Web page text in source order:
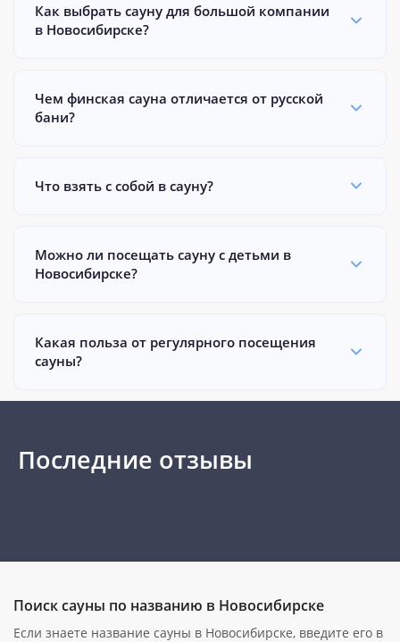
Как выбрать сауну для большой компании
в Новосибирске?
Чем финская сауна отличается от русской
бани?
Что взять с собой в сауну?
Можно ли посещать сауну с детьми в
Новосибирске?
Какая польза от регулярного посещения
сауны?
Последние отзывы
Поиск сауны по названию в Новосибирске
Если знаете название сауны в Новосибирске, введите его в